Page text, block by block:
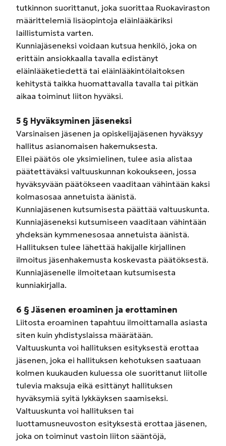
tutkinnon suorittanut, joka suorittaa Ruokaviraston
määrittelemiä lisäopintoja eläinlääkäriksi
laillistumista varten.
Kunniajäseneksi voidaan kutsua henkilö, joka on
erittäin ansiokkaalla tavalla edistänyt
eläinlääketiedettä tai eläinlääkintölaitoksen
kehitystä taikka huomattavalla tavalla tai pitkän
aikaa toiminut liiton hyväksi.
5 § Hyväksyminen jäseneksi
Varsinaisen jäsenen ja opiskelijajäsenen hyväksyy
hallitus asianomaisen hakemuksesta.
Ellei päätös ole yksimielinen, tulee asia alistaa
päätettäväksi valtuuskunnan kokoukseen, jossa
hyväksyvään päätökseen vaaditaan vähintään kaksi
kolmasosaa annetuista äänistä.
Kunniajäsenen kutsumisesta päättää valtuuskunta.
Kunniajäseneksi kutsumiseen vaaditaan vähintään
yhdeksän kymmenesosaa annetuista äänistä.
Hallituksen tulee lähettää hakijalle kirjallinen
ilmoitus jäsenhakemusta koskevasta päätöksestä.
Kunniajäsenelle ilmoitetaan kutsumisesta
kunniakirjalla.
6 § Jäsenen eroaminen ja erottaminen
Liitosta eroaminen tapahtuu ilmoittamalla asiasta
siten kuin yhdistyslaissa määrätään.
Valtuuskunta voi hallituksen esityksestä erottaa
jäsenen, joka ei hallituksen kehotuksen saatuaan
kolmen kuukauden kuluessa ole suorittanut liitolle
tulevia maksuja eikä esittänyt hallituksen
hyväksymiä syitä lykkäyksen saamiseksi.
Valtuuskunta voi hallituksen tai
luottamusneuvoston esityksestä erottaa jäsenen,
joka on toiminut vastoin liiton sääntöjä,